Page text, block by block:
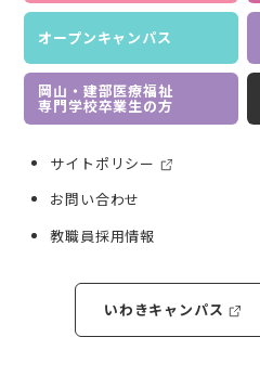
オープンキャンパス
岡山・建部医療福祉
専門学校卒業生の方
サイトポリシー
お問い合わせ
教職員採用情報
いわきキャンパス